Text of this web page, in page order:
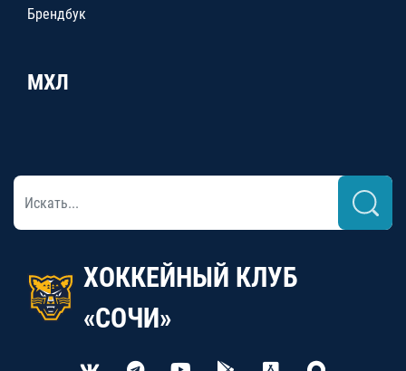
Брендбук
МХЛ
ХОККЕЙНЫЙ КЛУБ
«СОЧИ»